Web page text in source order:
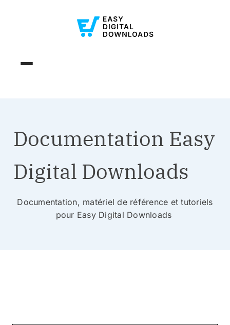
Documentation Easy
Digital Downloads
Documentation, matériel de référence et tutoriels
pour Easy Digital Downloads